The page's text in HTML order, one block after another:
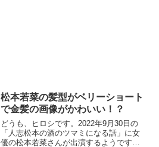
松本若菜の髪型がベリーショート
で金髪の画像がかわいい！？
どうも、ヒロシです。2022年9月30日の
「人志松本の酒のツマミになる話」に女
優の松本若菜さんが出演するようです。